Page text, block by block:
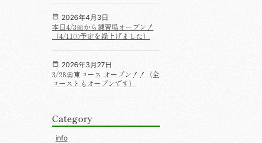
2026年4月3日
本日4/3㊎から練習場オープン！
（4/11㊏予定を繰上げました）
2026年3月27日
3/28㊏東コース オープン！！（全
コースともオープンです）
Category
info